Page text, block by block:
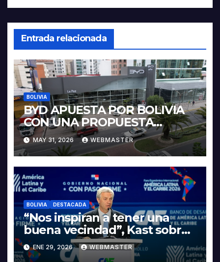
Entrada relacionada
BOLIVIA
BYD APUESTA POR BOLIVIA
CON UNA PROPUESTA
INTEGRAL PARA IMPULSAR
LA ELECTROMOVILIDAD Y LA
INDUSTRIALIZACIÓN DEL
LITIO
MAY 31, 2026 WEBMASTER
BOLIVIA DESTACADA
“Nos inspiran a tener una
buena vecindad”, Kast sobre
discurso del presidente
Rodrigo Paz
ENE 29, 2026 WEBMASTER